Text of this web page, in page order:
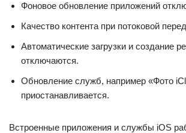
Фоновое обновление приложений
Качество контента при потоковой
Автоматические загрузки и создание
отключаются.
Обновление служб, например «Фото
приостанавливается.
Встроенные приложения и службы iOS